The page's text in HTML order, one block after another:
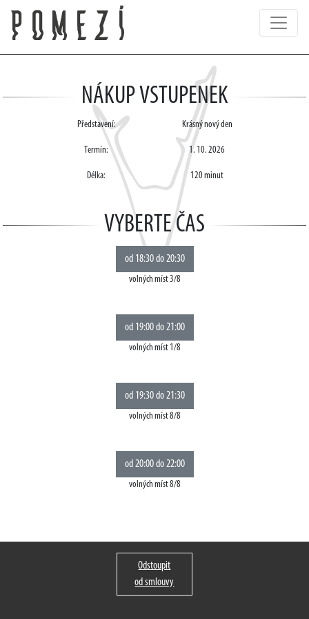
NÁKUP VSTUPENEK
Představení:
Termín:
Délka:
Krásný nový den
1. 10. 2026
120 minut
VYBERTE ČAS
volných míst 3/8
volných míst 1/8
volných míst 8/8
volných míst 8/8
Odstoupit
od smlouvy